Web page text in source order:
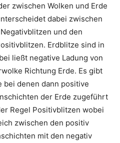
zwischen Wolken und Erde
dabei zwischen
und den
Erdblitze sind in
ließt negative Ladung von
Richtung Erde. Es gibt
bei denen dann positive
der Erde zugeführt
Regel Positivblitzen wobei
zwischen den positiv
mit den negativ